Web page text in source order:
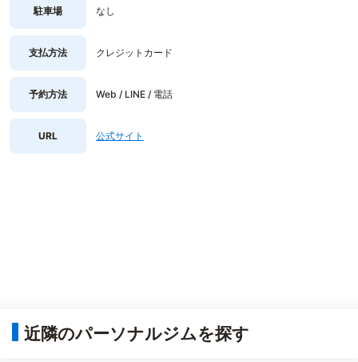
駐車場 なし
支払方法 クレジットカード
予約方法 Web / LINE / 電話
URL 公式サイト
近隣のパーソナルジムを探す